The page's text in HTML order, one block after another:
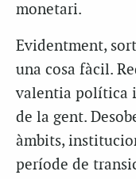
monetari.
Evidentment,
una cosa fàcil.
valentia política
de la gent.
àmbits,
període de